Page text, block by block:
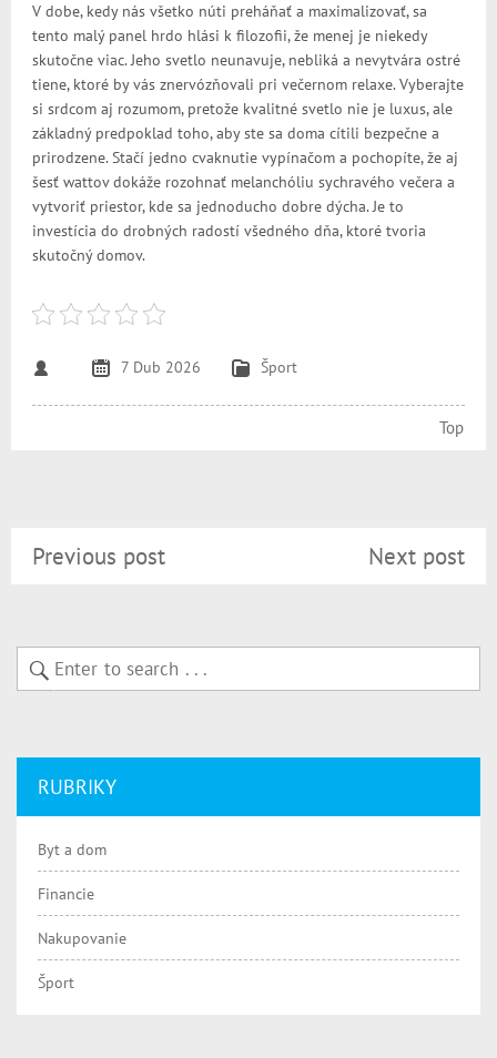
V dobe, kedy nás všetko núti preháňať a maximalizovať, sa
tento malý panel hrdo hlási k filozofii, že menej je niekedy
skutočne viac. Jeho svetlo neunavuje, nebliká a nevytvára ostré
tiene, ktoré by vás znervózňovali pri večernom relaxe. Vyberajte
si srdcom aj rozumom, pretože kvalitné svetlo nie je luxus, ale
základný predpoklad toho, aby ste sa doma cítili bezpečne a
prirodzene. Stačí jedno cvaknutie vypínačom a pochopíte, že aj
šesť wattov dokáže rozohnať melanchóliu sychravého večera a
vytvoriť priestor, kde sa jednoducho dobre dýcha. Je to
investícia do drobných radostí všedného dňa, ktoré tvoria
skutočný domov.
7 Dub 2026 Šport
Top
Next post
Previous post
RUBRIKY
Byt a dom
Financie
Nakupovanie
Šport